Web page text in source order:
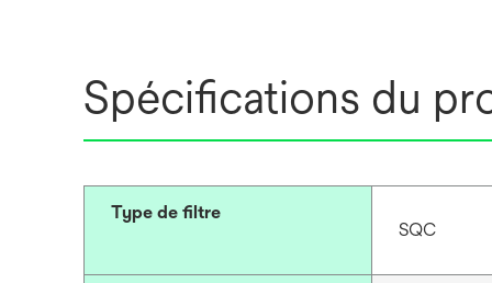
Spécifications du
Type de filtre
SQC